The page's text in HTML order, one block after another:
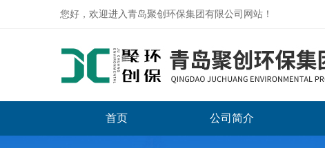
您好，欢迎进入青岛聚创环保集团有限公司网站！
首页 公司简介